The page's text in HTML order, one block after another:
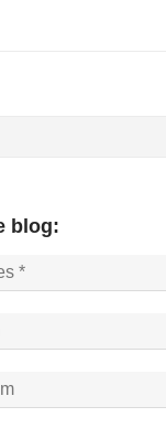
blog: